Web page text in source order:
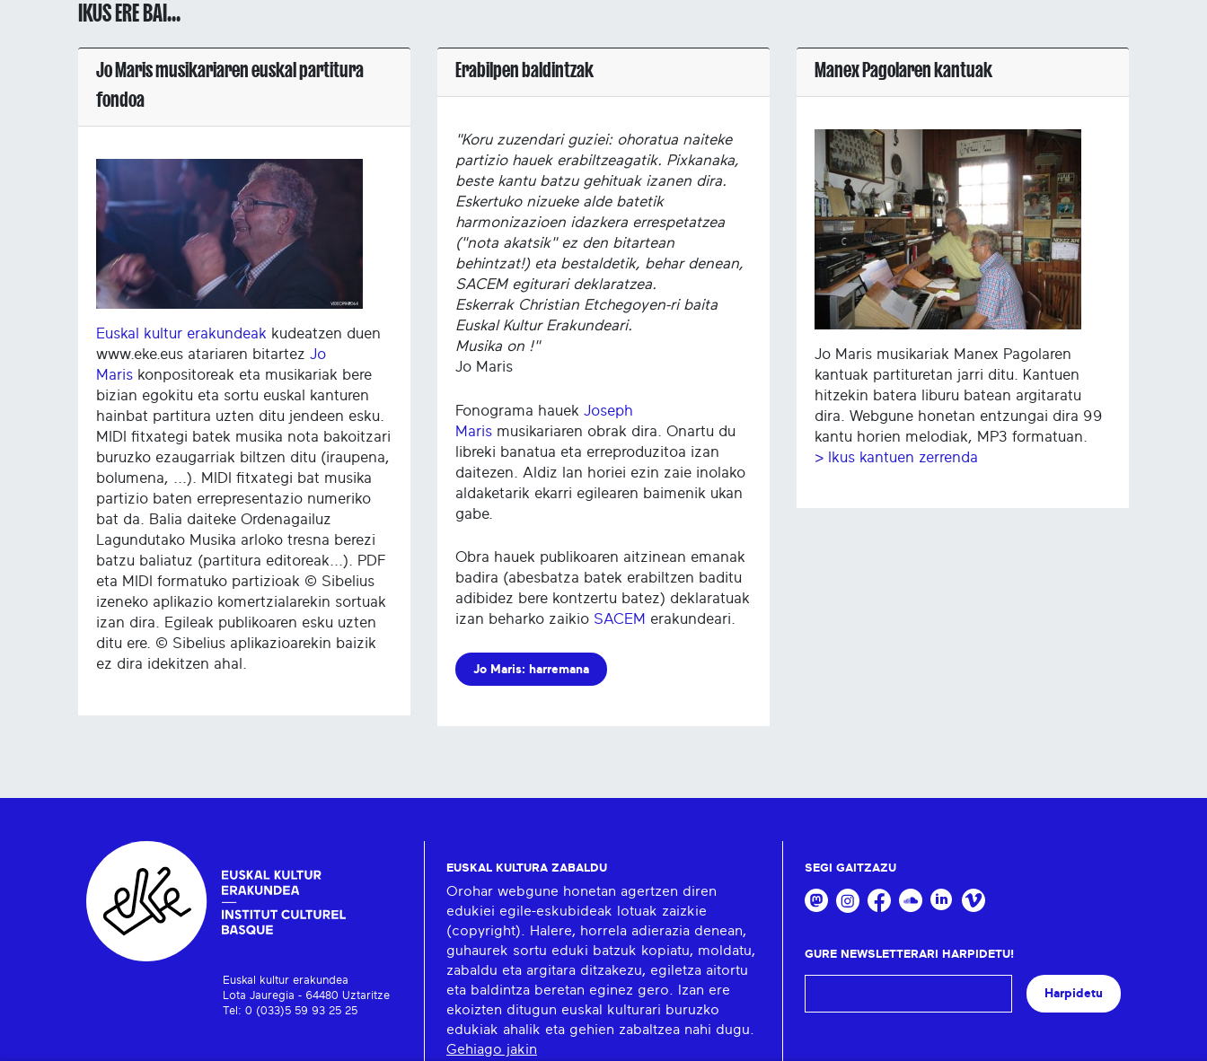
IKUS ERE BAI...
Jo Maris musikariaren euskal partitura
fondoa
Euskal kultur erakundeak kudeatzen duen
www.eke.eus atariaren bitartez Jo
Maris konpositoreak eta musikariak bere
bizian egokitu eta sortu euskal kanturen
hainbat partitura uzten ditu jendeen esku.
MIDI fitxategi batek musika nota bakoitzari
buruzko ezaugarriak biltzen ditu (iraupena,
bolumena, ...). MIDI fitxategi bat musika
partizio baten errepresentazio numeriko
bat da. Balia daiteke Ordenagailuz
Lagundutako Musika arloko tresna berezi
batzu baliatuz (partitura editoreak...). PDF
eta MIDI formatuko partizioak © Sibelius
izeneko aplikazio komertzialarekin sortuak
izan dira. Egileak publikoaren esku uzten
ditu ere. © Sibelius aplikazioarekin baizik
ez dira idekitzen ahal.
Erabilpen baldintzak
"Koru zuzendari guziei: ohoratua naiteke
partizio hauek erabiltzeagatik. Pixkanaka,
beste kantu batzu gehituak izanen dira.
Eskertuko nizueke alde batetik
harmonizazioen idazkera errespetatzea
("nota akatsik" ez den bitartean
behintzat!) eta bestaldetik, behar denean,
SACEM egiturari deklaratzea.
Eskerrak Christian Etchegoyen-ri baita
Euskal Kultur Erakundeari.
Musika on !"
Jo Maris
Fonograma hauek Joseph
Maris musikariaren obrak dira. Onartu du
libreki banatua eta erreproduzitoa izan
daitezen. Aldiz lan horiei ezin zaie inolako
aldaketarik ekarri egilearen baimenik ukan
gabe.
Obra hauek publikoaren aitzinean emanak
badira (abesbatza batek erabiltzen baditu
adibidez bere kontzertu batez) deklaratuak
izan beharko zaikio SACEM erakundeari.
Jo Maris: harremana
Manex Pagolaren kantuak
Jo Maris musikariak Manex Pagolaren
kantuak partituretan jarri ditu. Kantuen
hitzekin batera liburu batean argitaratu
dira. Webgune honetan entzungai dira 99
kantu horien melodiak, MP3 formatuan.
> Ikus kantuen zerrenda
Euskal kultur erakundea
Lota Jauregia - 64480 Uztaritze
Tel: 0 (033)5 59 93 25 25
EUSKAL KULTURA ZABALDU
Orohar webgune honetan agertzen diren
edukiei egile-eskubideak lotuak zaizkie
(copyright). Halere, horrela adierazia denean,
guhaurek sortu eduki batzuk kopiatu, moldatu,
zabaldu eta argitara ditzakezu, egiletza aitortu
eta baldintza beretan eginez gero. Izan ere
ekoizten ditugun euskal kulturari buruzko
edukiak ahalik eta gehien zabaltzea nahi dugu.
Gehiago jakin
SEGI GAITZAZU
GURE NEWSLETTERARI HARPIDETU!
Harpidetu